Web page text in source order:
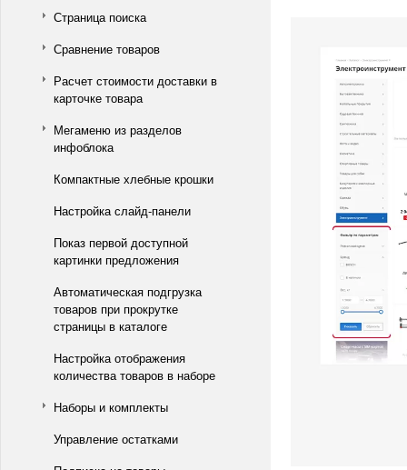
Страница поиска
Сравнение товаров
Расчет стоимости доставки в
карточке товара
Мегаменю из разделов
инфоблока
Компактные хлебные крошки
Настройка слайд-панели
Показ первой доступной
картинки предложения
Автоматическая подгрузка
товаров при прокрутке
страницы в каталоге
Настройка отображения
количества товаров в наборе
Наборы и комплекты
Управление остатками